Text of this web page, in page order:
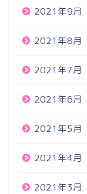
2021年9月
2021年8月
2021年7月
2021年6月
2021年5月
2021年4月
2021年3月